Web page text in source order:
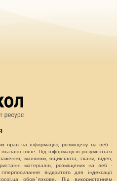
прав на інформацію, розміщену на веб -
інше. Під інформацією розуміються
малюнки, ящик-шота, скани, відео,
матеріалів, розміщених на веб -
відкритого для індексації
обов`язкове. Під використанням